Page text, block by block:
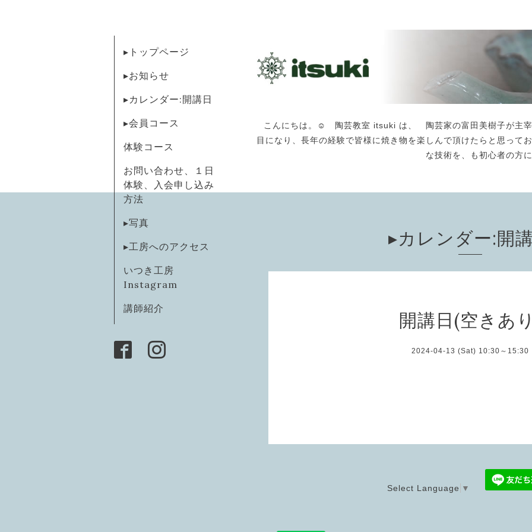
こんにちは。☺️ 陶芸教室 itsuki は、 陶芸家の富田美樹子が主
目になり、長年の経験で皆様に焼き物を楽しんで頂けたらと思っ
な技術を、も初心者の
▸トップページ
▸お知らせ
▸カレンダー:開講日
▸会員コース
体験コース
お問い合わせ、１日
体験、入会申し込み
方法
▸写真
▸工房へのアクセス
いつき工房
Instagram
講師紹介
▸カレンダー:開
開講日(空きあ
2024-04-13 (Sat) 10:30～15:30
Select Language ▼